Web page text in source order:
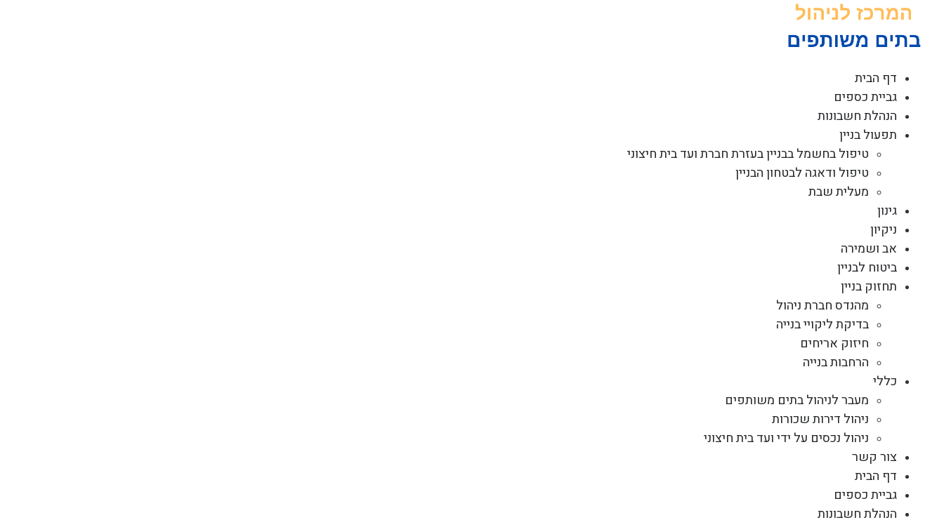
דף הבית
גביית כספים
הנהלת חשבונות
תפעול בניין
טיפול בחשמל בבניין בעזרת חברת ועד בית חיצוני
טיפול ודאגה לבטחון הבניין
מעלית שבת
גינון
ניקיון
אב ושמירה
ביטוח לבניין
תחזוק בניין
מהנדס חברת ניהול
בדיקת ליקויי בנייה
חיזוק אריחים
הרחבות בנייה
כללי
מעבר לניהול בתים משותפים
ניהול דירות שכורות
ניהול נכסים על ידי ועד בית חיצוני
צור קשר
דף הבית
גביית כספים
הנהלת חשבונות